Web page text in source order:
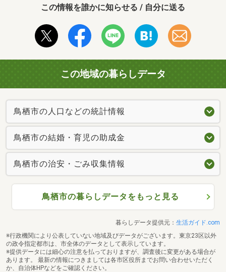
この情報を誰かに知らせる / 自分に送る
この地域の暮らしデータ
鳥栖市の人口などの統計情報
鳥栖市の結婚・育児の助成金
鳥栖市の治安・ごみ収集情報
鳥栖市の暮らしデータをもっと見る
暮らしデータ提供元： 生活ガイド.com
※行政機関により公表していない地域及びデータがございます。東京23区以外
の政令指定都市は、市全体のデータとして表示しています。
※提供データには細心の注意を払っておりますが、調査後に変更がある場合が
あります。 最新の情報につきましては各市区役所までお問い合わせいただく
か、自治体HPなどをご確認ください。